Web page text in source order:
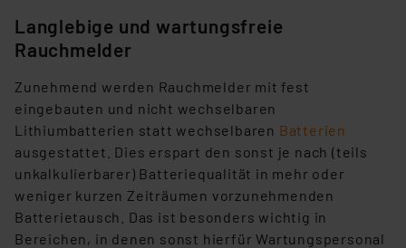
Langlebige und wartungsfreie
Rauchmelder
Zunehmend werden Rauchmelder mit fest
eingebauten und nicht wechselbaren
Lithiumbatterien statt wechselbaren Batterien
ausgestattet. Dies erspart den sonst je nach (teils
unkalkulierbarer) Batteriequalität in mehr oder
weniger kurzen Zeiträumen vorzunehmenden
Batterietausch. Das ist besonders wichtig in
Bereichen, in denen sonst hierfür Wartungspersonal